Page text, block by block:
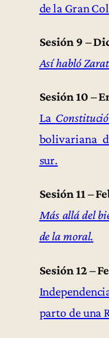
de la Gran
Sesión 9 –
Así habló
Sesión 10 –
La
bolivariana
sur.
Sesión 11 –
Más allá del
de la moral.
Sesión 12 –
parto de una